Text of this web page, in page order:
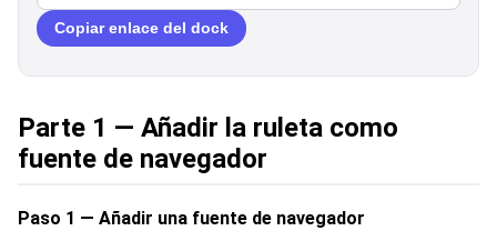
Copiar enlace del dock
Parte 1 — Añadir la ruleta como
fuente de navegador
Paso 1 — Añadir una fuente de navegador